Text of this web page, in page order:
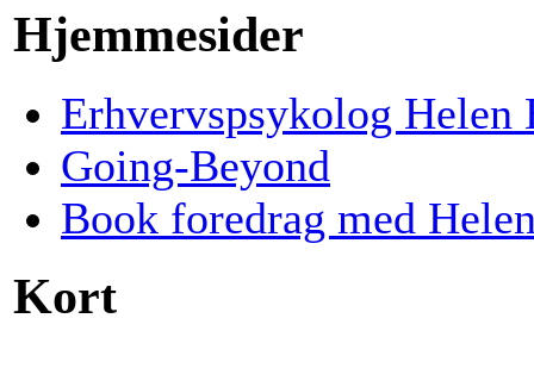
Hjemmesider
Erhvervspsykolog Helen
Going-Beyond
Book foredrag med
Kort